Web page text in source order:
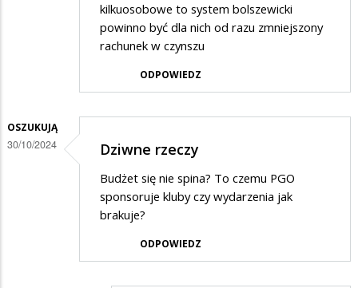
kilkuosobowe to system bolszewicki
powinno być dla nich od razu zmniejszony
rachunek w czynszu
ODPOWIEDZ
OSZUKUJĄ
30/10/2024 Dziwne rzeczy
Budżet się nie spina? To czemu PGO
sponsoruje kluby czy wydarzenia jak
brakuje?
ODPOWIEDZ